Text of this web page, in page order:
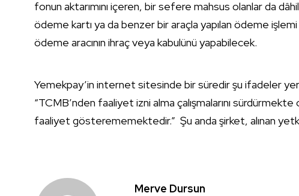
fonun aktarımını içeren, bir sefere mahsus olanlar da
ödeme kartı ya da benzer bir araçla yapılan ödeme
ödeme aracının ihraç veya kabulünü yapabilecek.
Yemekpay’in internet sitesinde bir süredir şu ifadeler yer
“TCMB’nden faaliyet izni alma çalışmalarını
faaliyet gösterememektedir.” Şu anda şirket, alınan
Merve Dursun